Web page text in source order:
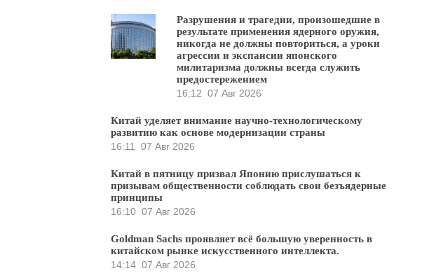
Разрушения и трагедии, произошедшие в
результате применения ядерного оружия,
никогда не должны повториться, а уроки
агрессии и экспансии японского
милитаризма должны всегда служить
предостережением
16:12 07 Авг 2026
Китай уделяет внимание научно-технологическому
развитию как основе модернизации страны
16:11
07 Авг 2026
Китай в пятницу призвал Японию прислушаться к
призывам общественности соблюдать свои безъядерные
принципы
16:10 07 Авг 2026
Goldman Sachs проявляет всё большую уверенность в
китайском рынке искусственного интеллекта.
14:14 07 Авг 2026